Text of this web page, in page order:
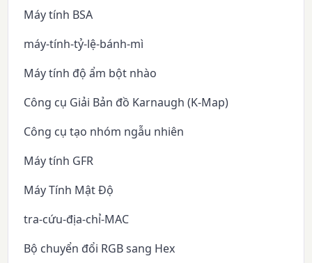
Máy tính BSA
máy-tính-tỷ-lệ-bánh-mì
Máy tính độ ẩm bột nhào
Công cụ Giải Bản đồ Karnaugh (K-Map)
Công cụ tạo nhóm ngẫu nhiên
Máy tính GFR
Máy Tính Mật Độ
tra-cứu-địa-chỉ-MAC
Bộ chuyển đổi RGB sang Hex